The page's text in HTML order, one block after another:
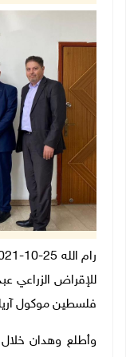
للإقراض الزراعي
فلسطين موكول
وأطلع وهدان خلال